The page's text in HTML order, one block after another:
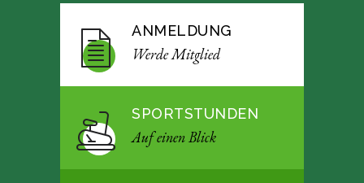
ANMELDUNG
Werde Mitglied
SPORTSTUNDEN
Auf einen Blick